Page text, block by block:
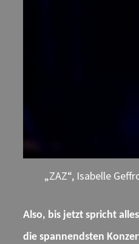
„ZAZ“, Isabelle
Also, bis jetzt spricht
die spannendsten